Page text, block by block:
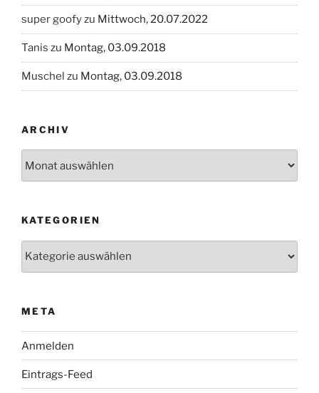
super goofyzu Mittwoch, 20.07.2022
Tanis zu Montag, 03.09.2018
Muschel zu Montag, 03.09.2018
ARCHIV
KATEGORIEN
META
Anmelden
Eintrags-Feed